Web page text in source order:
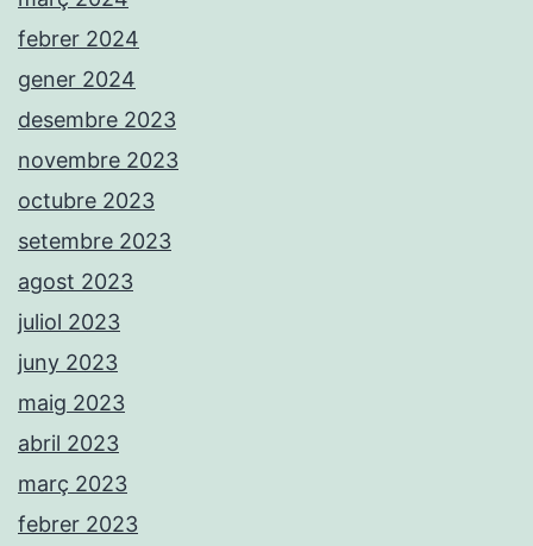
febrer 2024
gener 2024
desembre 2023
novembre 2023
octubre 2023
setembre 2023
agost 2023
juliol 2023
juny 2023
maig 2023
abril 2023
març 2023
febrer 2023